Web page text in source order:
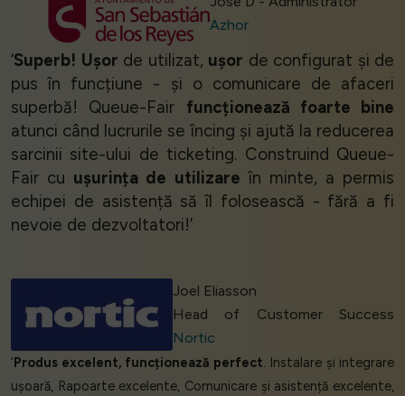
Azhor
‘Superb! Ușor de utilizat, ușor de configurat și de
pus în funcțiune - și o comunicare de afaceri
superbă! Queue-Fair funcționează foarte bine
atunci când lucrurile se încing și ajută la reducerea
sarcinii site-ului de ticketing. Construind Queue-
Fair cu ușurința de utilizare în minte, a permis
echipei de asistență să îl folosească - fără a fi
nevoie de dezvoltatori!’
Joel Eliasson
Head of Customer Success
Nortic
‘ Produs excelent, funcționează perfect. Instalare și integrare
ușoară, Rapoarte excelente, Comunicare și asistență excelente,